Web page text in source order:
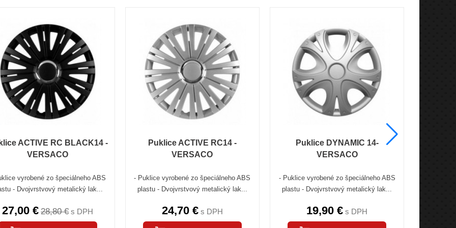
ACTIVE RC BLACK14 -
VERSACO
vyrobené zo špeciálneho ABS
- Dvojvrstvový metalický lak...
27,00 € 28,80 € s DPH
Puklice ACTIVE RC14 -
VERSACO
- Puklice vyrobené zo špeciálneho ABS
plastu - Dvojvrstvový metalický lak...
24,70 €s DPH
Puklice DYNAMIC 14-
VERSACO
- Puklice vyrobené zo špeciálneho ABS
plastu - Dvojvrstvový metalický lak...
19,90 € s DPH